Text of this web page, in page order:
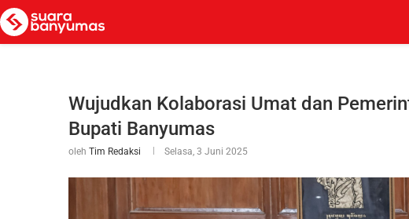
Wujudkan Kolaborasi Umat dan
Bupati Banyumas
oleh Tim Redaksi Selasa, 3 Juni 2025